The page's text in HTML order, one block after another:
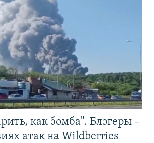
как бомба". Блогеры –
атак на Wildberries